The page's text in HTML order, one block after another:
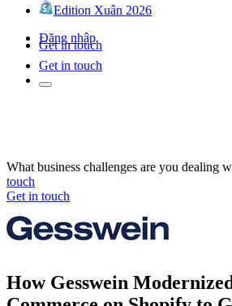
Edition Xuân 2026
Đăng nhập
Get in touch
Get in touch
What business challenges are you dealing
touch
Get in touch
How Gesswein